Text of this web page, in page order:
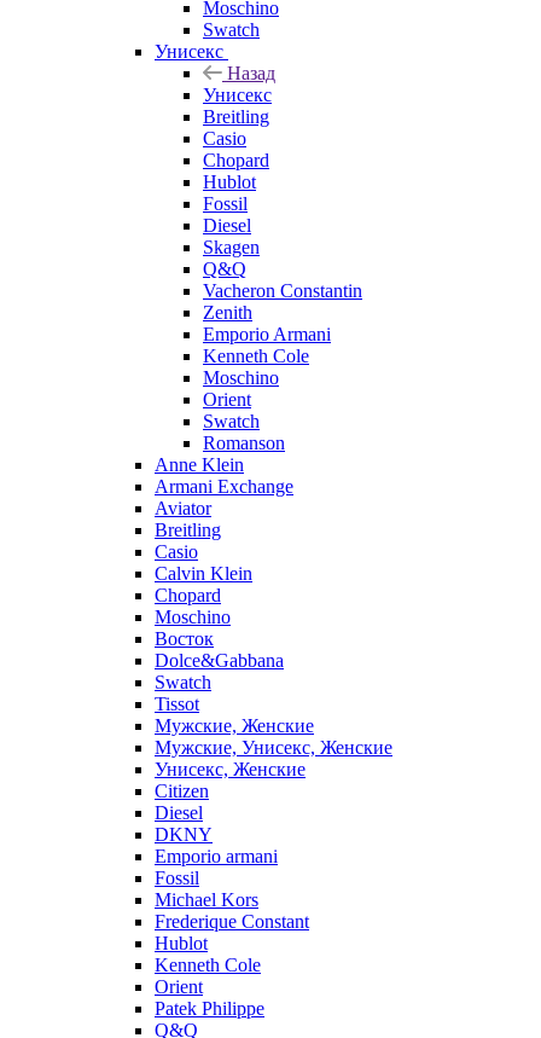
Moschino
Swatch
Унисекс
Назад
Унисекс
Breitling
Casio
Chopard
Hublot
Fossil
Diesel
Skagen
Q&Q
Vacheron Constantin
Zenith
Emporio Armani
Kenneth Cole
Moschino
Orient
Swatch
Romanson
Anne Klein
Armani Exchange
Aviator
Breitling
Casio
Calvin Klein
Chopard
Moschino
Восток
Dolce&Gabbana
Swatch
Tissot
Мужские, Женские
Мужские, Унисекс, Женские
Унисекс, Женские
Citizen
Diesel
DKNY
Emporio armani
Fossil
Michael Kors
Frederique Constant
Hublot
Kenneth Cole
Orient
Patek Philippe
Q&Q